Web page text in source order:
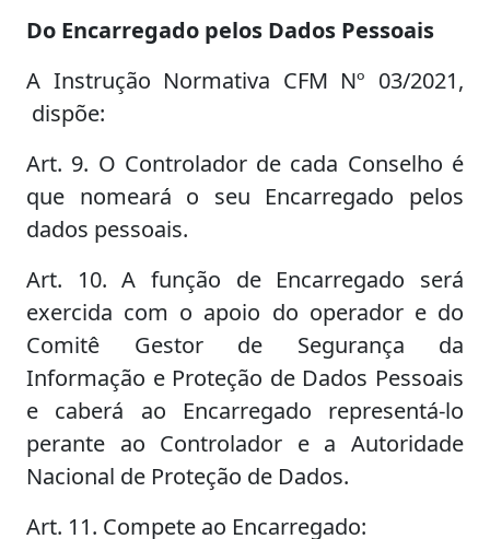
Do Encarregado pelos Dados Pessoais
A Instrução Normativa CFM Nº 03/2021,
dispõe:
Art. 9. O Controlador de cada Conselho é
que nomeará o seu Encarregado pelos
dados pessoais.
Art. 10. A função de Encarregado será
exercida com o apoio do operador e do
Comitê Gestor de Segurança da
Informação e Proteção de Dados Pessoais
e caberá ao Encarregado representá-lo
perante ao Controlador e a Autoridade
Nacional de Proteção de Dados.
Art. 11. Compete ao Encarregado: